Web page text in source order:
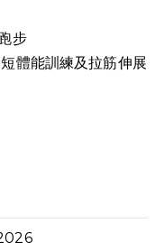
步
體能訓練及拉筋伸展